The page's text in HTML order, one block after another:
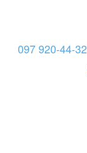
097 920-44-32